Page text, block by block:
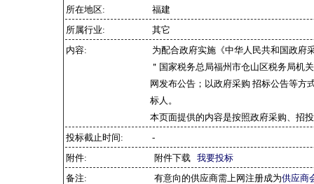
所在地区:
福建
所属行业:
其它
内容:
为配合政府实施《中华人民共和国政府
＂国家税务总局福州市仓山区税务局机
网发布公告；以政府采购 招标公告等方
标人。
本页面提供的内容是按照政府采购、招
投标截止时间:
-
附件:
附件下载 我要投标
备注:
有意向的供应商需上网注册成为供应商